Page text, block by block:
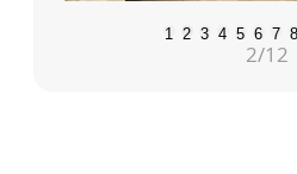
1 2 3 4 5 6 7 8
2/12